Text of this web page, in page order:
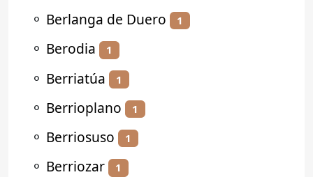
⚬ Berlanga de Duero 1
⚬ Berodia 1
⚬ Berriatúa 1
⚬ Berrioplano 1
⚬ Berriosuso 1
⚬ Berriozar 1